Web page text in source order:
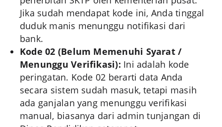
Jika sudah mendapat kode ini, Anda tinggal
duduk manis menunggu notifikasi dari
bank.
Kode 02 (Belum Memenuhi Syarat /
Menunggu Verifikasi): Ini adalah kode
peringatan. Kode 02 berarti data Anda
secara sistem sudah masuk, tetapi masih
ada ganjalan yang menunggu verifikasi
manual, biasanya dari admin tunjangan di